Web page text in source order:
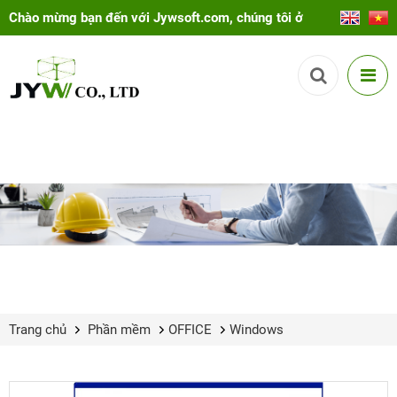
Chào mừng bạn đến với Jywsoft.com, chúng tôi ở
đây để giúp bạn!
Trang chủ Phần mềm OFFICE Windows